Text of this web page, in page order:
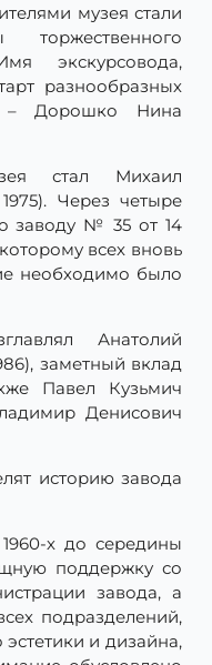
музея стали
торжественного
экскурсовода,
разнообразных
– Дорошко Нина
стал Михаил
Через четыре
заводу № 35 от 14
всех вновь
необходимо было
Анатолий
заметный вклад
Павел Кузьмич
Денисович
историю завода
х до середины
поддержку со
завода, а
подразделений,
и дизайна,